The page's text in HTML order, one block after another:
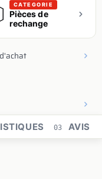
CATEGORIE
Pièces de
rechange
d'achat
03 AVIS